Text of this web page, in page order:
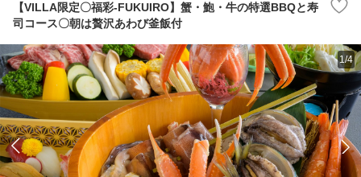
【VILLA限定〇福彩-FUKUIRO】蟹・鮑・牛の特選BBQと寿
司コース〇朝は贅沢あわび釜飯付
1/4